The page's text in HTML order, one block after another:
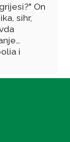
On
sihr,
i